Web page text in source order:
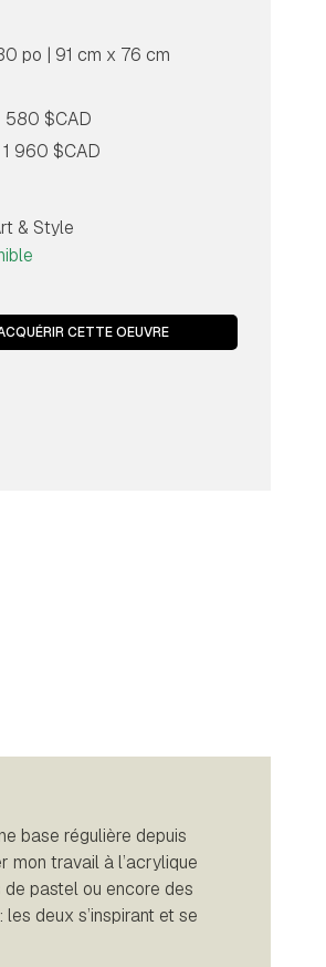
po | 91 cm x 76 cm
580 $CAD
960 $CAD
& Style
CETTE OEUVRE
base régulière depuis
mon travail à l’acrylique
pastel ou encore des
deux s’inspirant et se